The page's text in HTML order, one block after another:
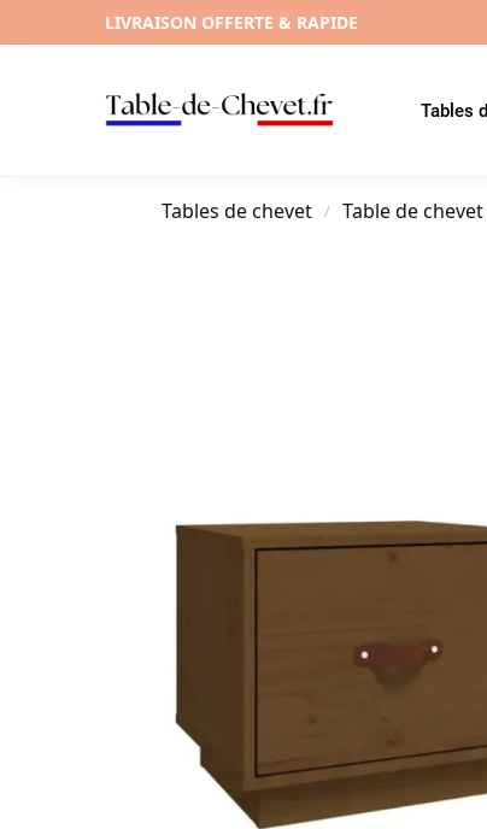
LIVRAISON OFFERTE & RAPIDE
Tables
Tables de chevet / Table de